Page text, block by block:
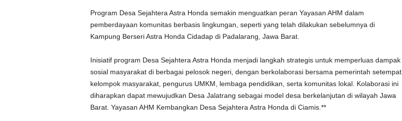
Program Desa Sejahtera Astra Honda semakin menguatkan peran Yayasan AHM dalam
pemberdayaan komunitas berbasis lingkungan, seperti yang telah dilakukan sebelumnya di
Kampung Berseri Astra Honda Cidadap di Padalarang, Jawa Barat.
Inisiatif program Desa Sejahtera Astra Honda menjadi langkah strategis untuk memperluas dampak
sosial masyarakat di berbagai pelosok negeri, dengan berkolaborasi bersama pemerintah setempat,
kelompok masyarakat, pengurus UMKM, lembaga pendidikan, serta komunitas lokal. Kolaborasi ini
diharapkan dapat mewujudkan Desa Jalatrang sebagai model desa berkelanjutan di wilayah Jawa
Barat. Yayasan AHM Kembangkan Desa Sejahtera Astra Honda di Ciamis.**